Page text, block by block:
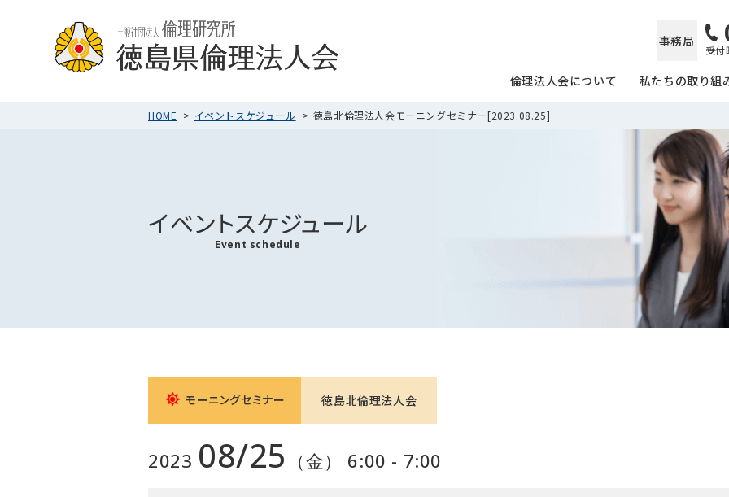
事務局
受付
倫理法人会について 私たちの取り組
HOME イベントスケジュール 徳島北倫理法人会モーニングセミナー[2023.08.25]
イベントスケジュール
Event schedule
モーニングセミナー 徳島北倫理法人会
2023 08/25 （金） 6:00 - 7:00